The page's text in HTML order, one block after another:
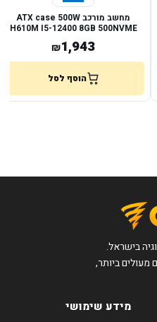
מחשב מורכב ATX case 500W
H610M I5-12400 8GB 500NVME
₪1,943
הוסף לסל
בישראל.
ביותר,
מידע שימושי